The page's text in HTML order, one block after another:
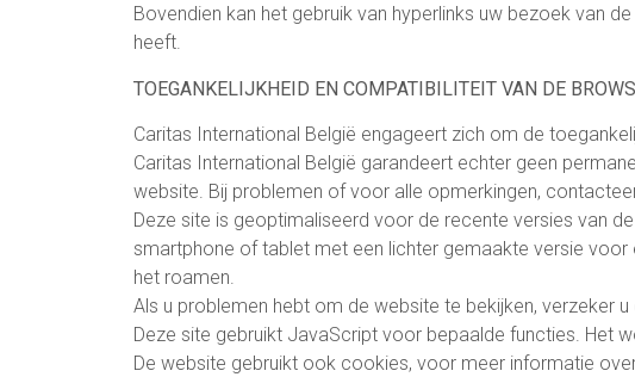
Bovendien kan het gebruik van hyperlinks uw bezoek van
heeft.
TOEGANKELIJKHEID EN COMPATIBILITEIT VAN DE
Caritas International België engageert zich om de
Caritas International België garandeert echter geen
website. Bij problemen of voor alle opmerkingen,
Deze site is geoptimaliseerd voor de recente versies van
smartphone of tablet met een lichter gemaakte versie voor
het roamen.
Als u problemen hebt om de website te bekijken, verzeker
Deze site gebruikt JavaScript voor bepaalde functies. Het
De website gebruikt ook cookies, voor meer informatie